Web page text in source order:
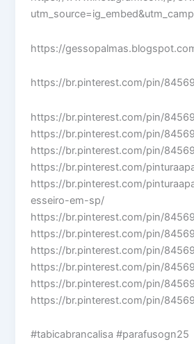
https://
https://br.pinterest.com/pin/
https://br.pinterest.com/pin/
https://br.pinterest.com/pin/
https://br.pinterest.com/pin/
https://br.pinterest.com/
https://br.pinterest.com/
esseiro-em-sp/
https://br.pinterest.com/pin/
https://br.pinterest.com/pin/
https://br.pinterest.com/pin/
https://br.pinterest.com/pin/
https://br.pinterest.com/pin/
https://br.pinterest.com/pin/
#tabicabrancalisa #parafusogn25